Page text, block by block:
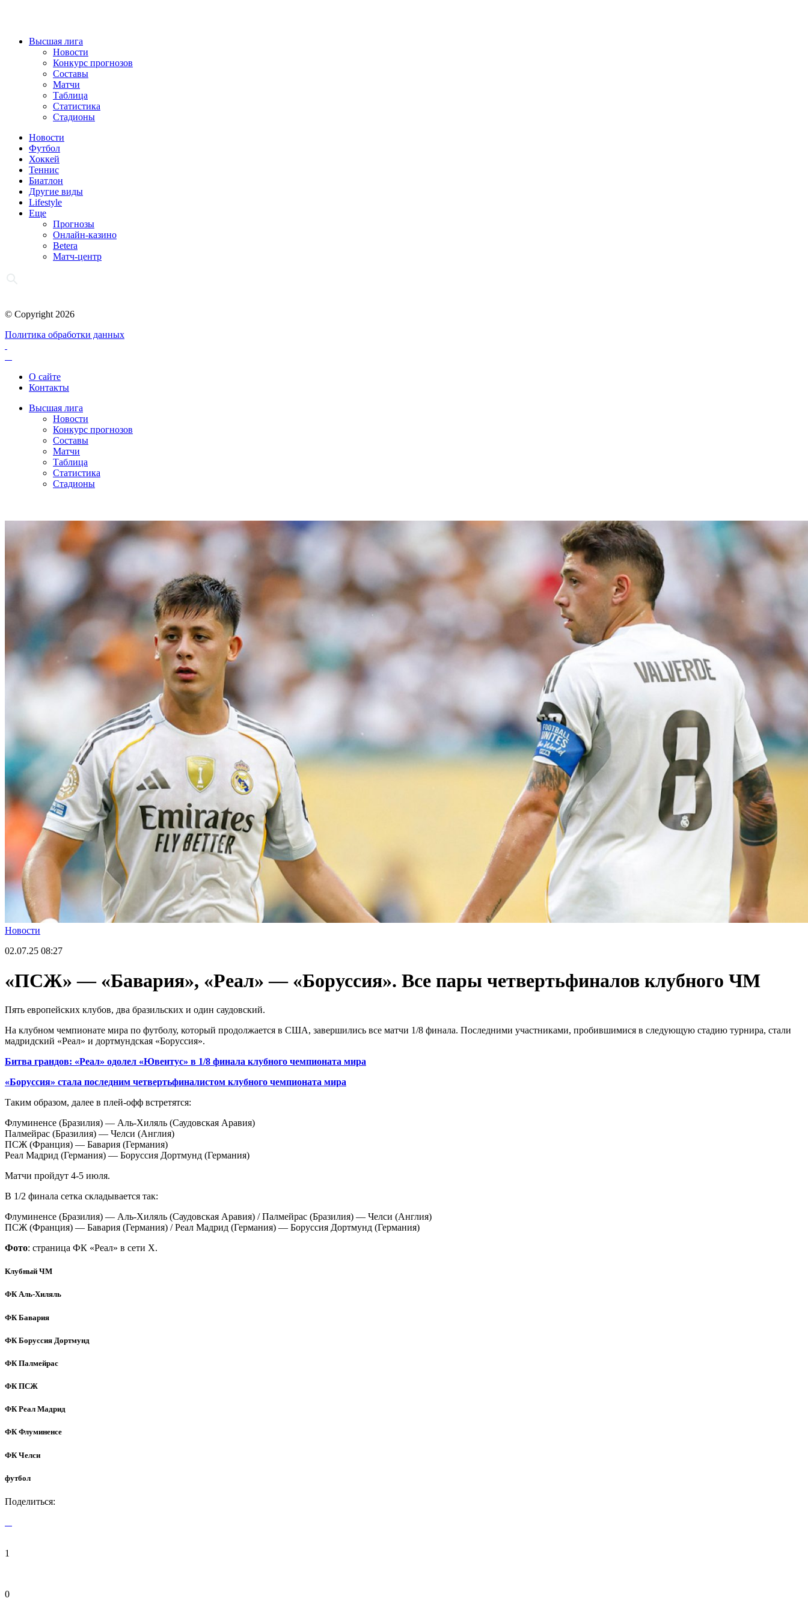
Высшая лига
Новости
Конкурс прогнозов
Составы
Матчи
Таблица
Статистика
Стадионы
Новости
Футбол
Хоккей
Теннис
Биатлон
Другие виды
Lifestyle
Еще
Прогнозы
Онлайн-казино
Betera
Матч-центр
© Copyright 2026
Политика обработки данных
О сайте
Контакты
Высшая лига
Новости
Конкурс прогнозов
Составы
Матчи
Таблица
Статистика
Стадионы
Новости
02.07.25 08:27
«ПСЖ» — «Бавария», «Реал» — «Боруссия». Все пары четвертьфиналов клубного ЧМ
Пять европейских клубов, два бразильских и один саудовский.
На клубном чемпионате мира по футболу, который продолжается в США, завершились все матчи 1/8 финала. Последними участниками, пробившимися в следующую стадию турнира, стали
мадридский «Реал» и дортмундская «Боруссия».
Битва грандов: «Реал» одолел «Ювентус» в 1/8 финала клубного чемпионата мира
«Боруссия» стала последним четвертьфиналистом клубного чемпионата мира
Таким образом, далее в плей-офф встретятся:
Флуминенсе (Бразилия) — Аль-Хиляль (Саудовская Аравия)
Палмейрас (Бразилия) — Челси (Англия)
ПСЖ (Франция) — Бавария (Германия)
Реал Мадрид (Германия) — Боруссия Дортмунд (Германия)
Матчи пройдут 4-5 июля.
В 1/2 финала сетка складывается так:
Флуминенсе (Бразилия) — Аль-Хиляль (Саудовская Аравия) / Палмейрас (Бразилия) — Челси (Англия)
ПСЖ (Франция) — Бавария (Германия) / Реал Мадрид (Германия) — Боруссия Дортмунд (Германия)
Фото: страница ФК «Реал» в сети Х.
Клубный ЧМ
ФК Аль-Хиляль
ФК Бавария
ФК Боруссия Дортмунд
ФК Палмейрас
ФК ПСЖ
ФК Реал Мадрид
ФК Флуминенсе
ФК Челси
футбол
Поделиться:
1
0